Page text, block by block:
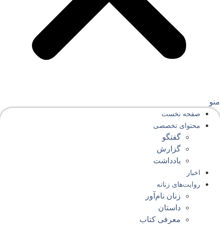
صفحه‌ نخست
محتوای‌ تخصصی
گفتگو
گزارش
یادداشت
اخبار
روایت‌های زنانه
زنان نام‌آور
داستان
معرفی کتاب